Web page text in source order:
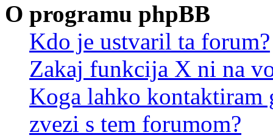
O programu phpBB
Kdo je ustvaril ta forum?
Zakaj funkcija X ni na
Koga lahko kontaktiram
zvezi s tem forumom?